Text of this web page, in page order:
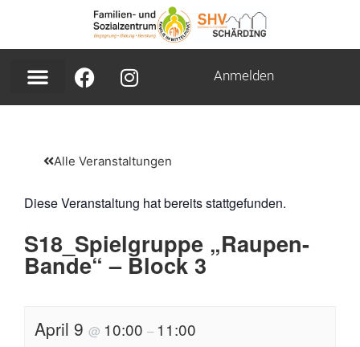
Anmelden
Alle Veranstaltungen
Diese Veranstaltung hat bereits stattgefunden.
S18_Spielgruppe „Raupen-
Bande“ – Block 3
April 9 @ 10:00 – 11:00